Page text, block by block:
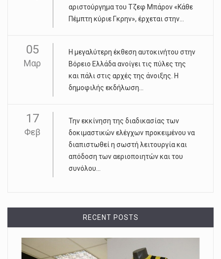
αριστούργημα του Τζεφ Μπάρον «Κάθε
Πέμπτη κύριε Γκρην», έρχεται στην...
05
Μαρ
Η μεγαλύτερη έκθεση αυτοκινήτου στην
Βόρειο Ελλάδα ανοίγει τις πύλες της
και πάλι στις αρχές της άνοιξης. Η
δημοφιλής εκδήλωση...
17
Φεβ
Την εκκίνηση της διαδικασίας των
δοκιμαστικών ελέγχων προκειμένου να
διαπιστωθεί η σωστή λειτουργία και
απόδοση των αεριοποιητών και του
συνόλου...
RECENT POSTS